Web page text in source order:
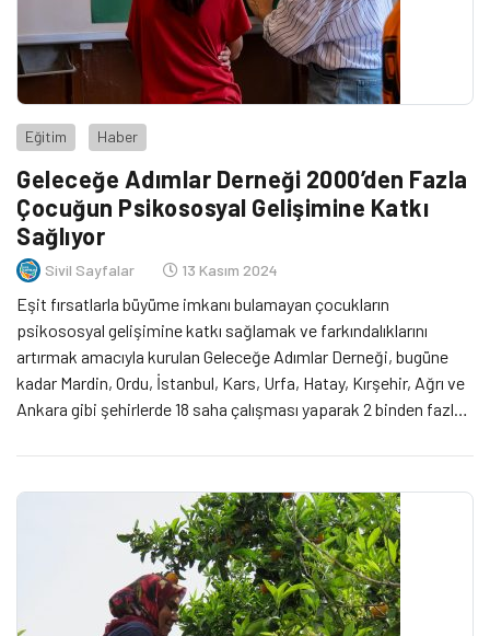
Eğitim Haber
Geleceğe Adımlar Derneği 2000’den Fazla
Çocuğun Psikososyal Gelişimine Katkı
Sağlıyor
Sivil Sayfalar 13 Kasım 2024
Eşit fırsatlarla büyüme imkanı bulamayan çocukların
psikososyal gelişimine katkı sağlamak ve farkındalıklarını
artırmak amacıyla kurulan Geleceğe Adımlar Derneği, bugüne
kadar Mardin, Ordu, İstanbul, Kars, Urfa, Hatay, Kırşehir, Ağrı ve
Ankara gibi şehirlerde 18 saha çalışması yaparak 2 binden fazla